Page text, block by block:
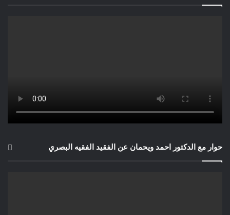
حوار مع الدكتور احمد ويحمان عن الفقيد الفقيه البصري